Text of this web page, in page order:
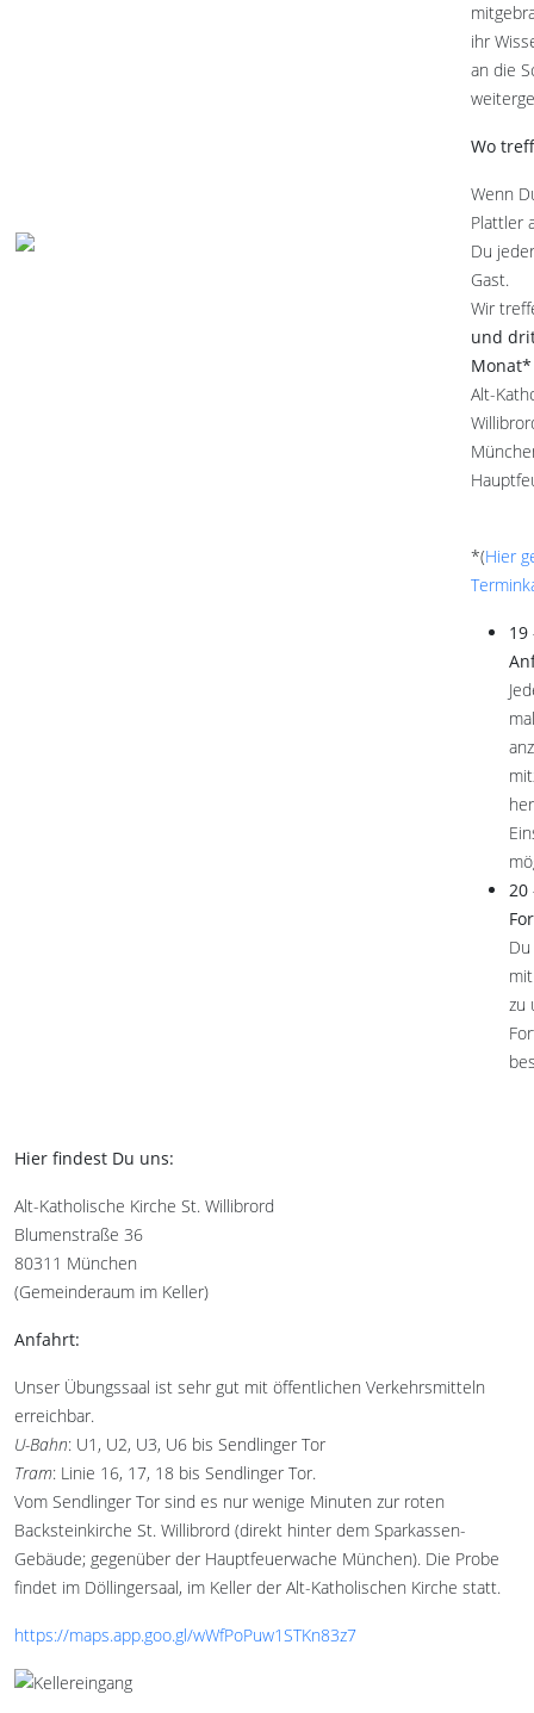
ihr
an die
Wo
Wenn
Plattler
Du
Gast.
Wir
und
Monat*
Alt-
*(Hier
19
20
zu
Hier findest Du uns:
Alt-Katholische Kirche St. Willibrord
Blumenstraße 36
80311 München
(Gemeinderaum im Keller)
Anfahrt:
Unser Übungssaal ist sehr gut mit öffentlichen Verkehrsmitteln
erreichbar.
U-Bahn: U1, U2, U3, U6 bis Sendlinger Tor
Tram: Linie 16, 17, 18 bis Sendlinger Tor.
Vom Sendlinger Tor sind es nur wenige Minuten zur roten
Backsteinkirche St. Willibrord (direkt hinter dem Sparkassen-
Gebäude; gegenüber der Hauptfeuerwache München). Die Probe
findet im Döllingersaal, im Keller der Alt-Katholischen Kirche statt.
https://maps.app.goo.gl/wWfPoPuw1STKn83z7